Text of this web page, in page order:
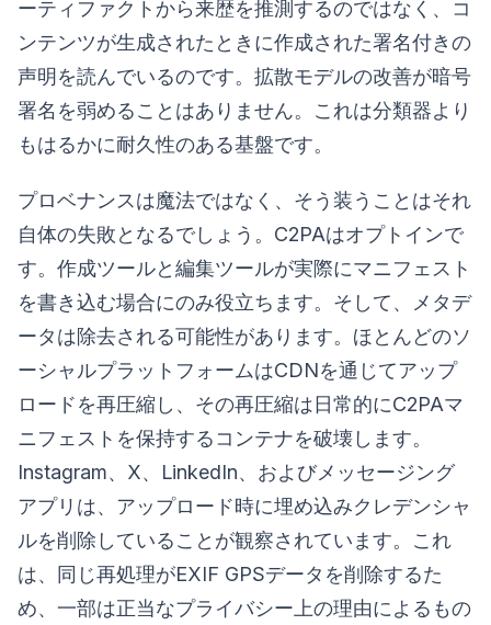
ーティファクトから来歴を推測するのではなく、コ
ンテンツが生成されたときに作成された署名付きの
声明を読んでいるのです。拡散モデルの改善が暗号
署名を弱めることはありません。これは分類器より
もはるかに耐久性のある基盤です。
プロベナンスは魔法ではなく、そう装うことはそれ
自体の失敗となるでしょう。C2PAはオプトインで
す。作成ツールと編集ツールが実際にマニフェスト
を書き込む場合にのみ役立ちます。そして、メタデ
ータは除去される可能性があります。ほとんどのソ
ーシャルプラットフォームはCDNを通じてアップ
ロードを再圧縮し、その再圧縮は日常的にC2PAマ
ニフェストを保持するコンテナを破壊します。
Instagram、X、LinkedIn、およびメッセージング
アプリは、アップロード時に埋め込みクレデンシャ
ルを削除していることが観察されています。これ
は、同じ再処理がEXIF GPSデータを削除するた
め、一部は正当なプライバシー上の理由によるもの